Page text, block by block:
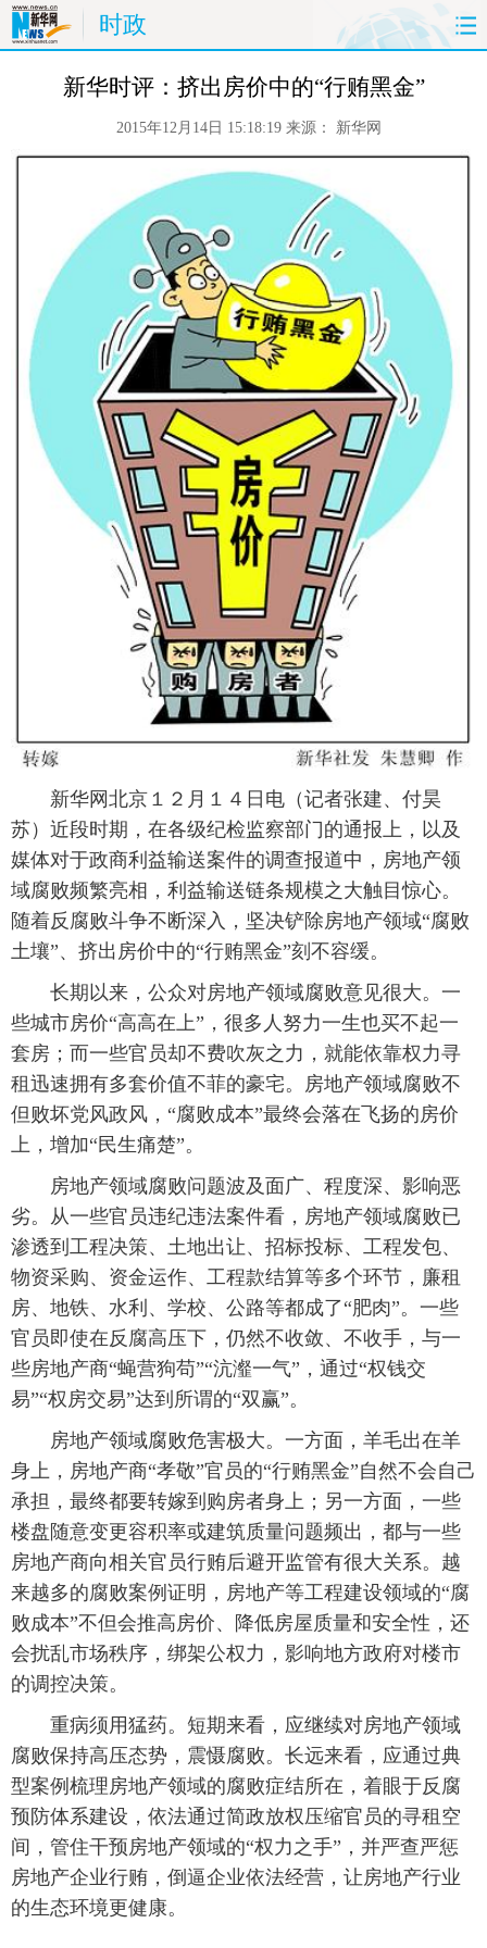
时政
首页 时政 国际 财经
体育 人事
思客 地方
港澳 台湾 华人
科技 能源 房产 公司
视频
健康 信息化 数据
金融 公益 军事 无人机
富媒体 摄影 新华广播
新华电视中文 新华电视英文
新华时评：挤出房价中的“行贿黑金”
2015年12月14日 15:18:19 来源： 新华网
新华网北京１２月１４日电（记者张建、付昊
苏）近段时期，在各级纪检监察部门的通报上，以及
媒体对于政商利益输送案件的调查报道中，房地产领
域腐败频繁亮相，利益输送链条规模之大触目惊心。
随着反腐败斗争不断深入，坚决铲除房地产领域“腐败
土壤”、挤出房价中的“行贿黑金”刻不容缓。
长期以来，公众对房地产领域腐败意见很大。一
些城市房价“高高在上”，很多人努力一生也买不起一
套房；而一些官员却不费吹灰之力，就能依靠权力寻
租迅速拥有多套价值不菲的豪宅。房地产领域腐败不
但败坏党风政风，“腐败成本”最终会落在飞扬的房价
上，增加“民生痛楚”。
房地产领域腐败问题波及面广、程度深、影响恶
劣。从一些官员违纪违法案件看，房地产领域腐败已
渗透到工程决策、土地出让、招标投标、工程发包、
物资采购、资金运作、工程款结算等多个环节，廉租
房、地铁、水利、学校、公路等都成了“肥肉”。一些
官员即使在反腐高压下，仍然不收敛、不收手，与一
些房地产商“蝇营狗苟”“沆瀣一气”，通过“权钱交
易”“权房交易”达到所谓的“双赢”。
房地产领域腐败危害极大。一方面，羊毛出在羊
身上，房地产商“孝敬”官员的“行贿黑金”自然不会自己
承担，最终都要转嫁到购房者身上；另一方面，一些
楼盘随意变更容积率或建筑质量问题频出，都与一些
房地产商向相关官员行贿后避开监管有很大关系。越
来越多的腐败案例证明，房地产等工程建设领域的“腐
败成本”不但会推高房价、降低房屋质量和安全性，还
会扰乱市场秩序，绑架公权力，影响地方政府对楼市
的调控决策。
重病须用猛药。短期来看，应继续对房地产领域
腐败保持高压态势，震慑腐败。长远来看，应通过典
型案例梳理房地产领域的腐败症结所在，着眼于反腐
预防体系建设，依法通过简政放权压缩官员的寻租空
间，管住干预房地产领域的“权力之手”，并严查严惩
房地产企业行贿，倒逼企业依法经营，让房地产行业
的生态环境更健康。